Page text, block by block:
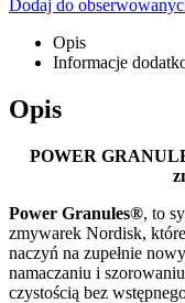
Dodaj do
Opis
Informacje
Opis
POWER
Power Granules®, to
zmywarek Nordisk,
naczyń na zupełnie
namaczaniu i
czystością bez